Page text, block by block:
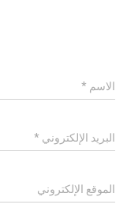
الاسم *
البريد الإلكتروني *
الموقع الإلكتروني